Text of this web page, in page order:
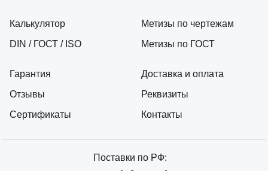
Калькулятор
DIN / ГОСТ / ISO
Гарантия
Отзывы
Сертификаты
Метизы по чертежам
Метизы по ГОСТ
Доставка и оплата
Реквизиты
Контакты
Поставки по РФ: